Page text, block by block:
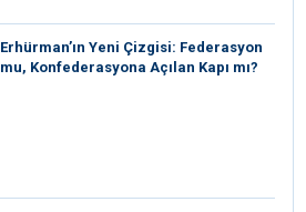
Erhürman’ın Yeni Çizgisi: Federasyon
mu, Konfederasyona Açılan Kapı mı?